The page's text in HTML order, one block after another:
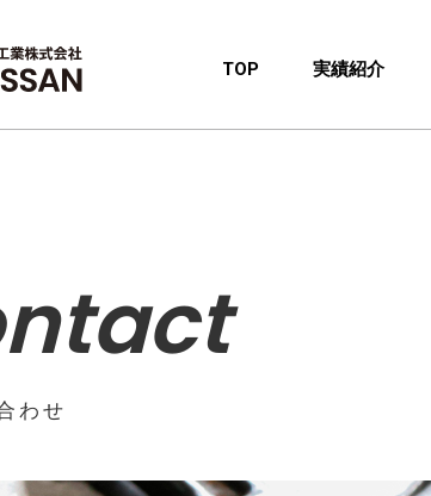
TOP 実績紹介
わせ